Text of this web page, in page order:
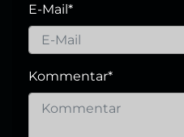
E-Mail*
Kommentar*